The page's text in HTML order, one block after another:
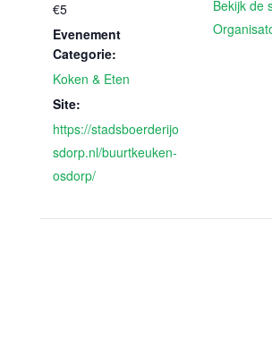
€5
Evenement
Categorie:
Koken & Eten
Site:
https://stadsboerderijo
sdorp.nl/buurtkeuken-
osdorp/
Bekijk de